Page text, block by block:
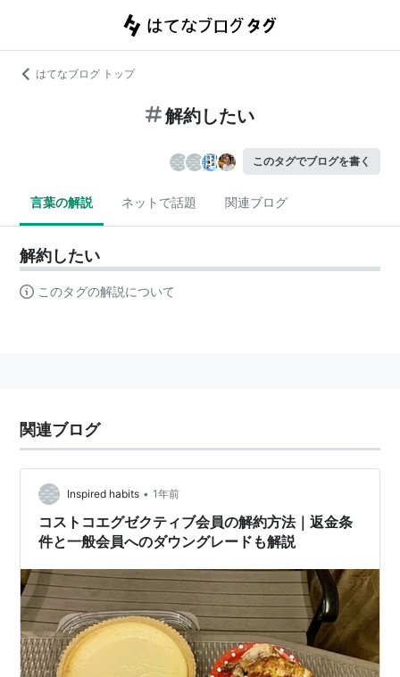
はてなブログ トップ
解約したい
このタグでブログを書く
言葉の解説 ネットで話題 関連ブログ
解約したい
このタグの解説について
関連ブログ
Inspired habits • 1年前
コストコエグゼクティブ会員の解約方法｜返金条
件と一般会員へのダウングレードも解説